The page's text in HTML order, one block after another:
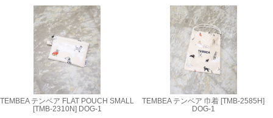
TEMBEA テンベア FLAT POUCH SMALL
[TMB-2310N] DOG-1
TEMBEA テンベア 巾着 [TMB-2585H]
DOG-1